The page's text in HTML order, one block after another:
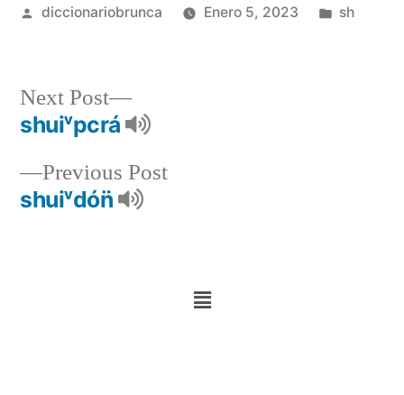
diccionariobrunca Enero 5, 2023 sh
Previous Post
shuiᵛdón̈
Next Post
shuiᵛpcrá